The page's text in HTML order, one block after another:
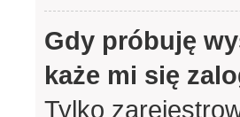
Gdy próbuję
każe mi się
Tylko